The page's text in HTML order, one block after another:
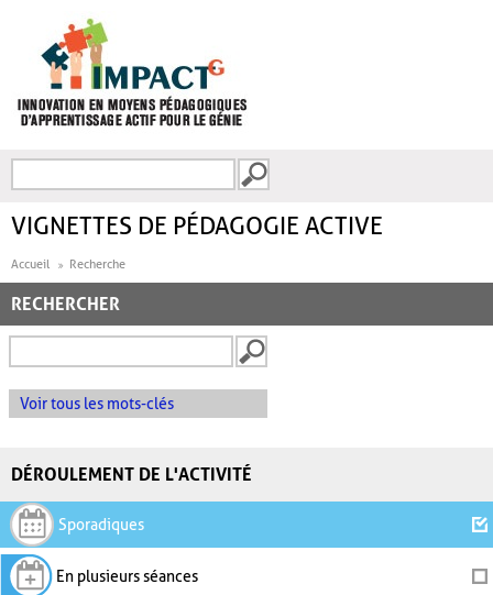
FORMULAIRE DE
VIGNETTES DE PÉDAGOGIE ACTIVE
Accueil Recherche
RECHERCHER
Voir tous les mots-clés
DÉROULEMENT DE L'ACTIVITÉ
Sporadiques
En plusieurs séances